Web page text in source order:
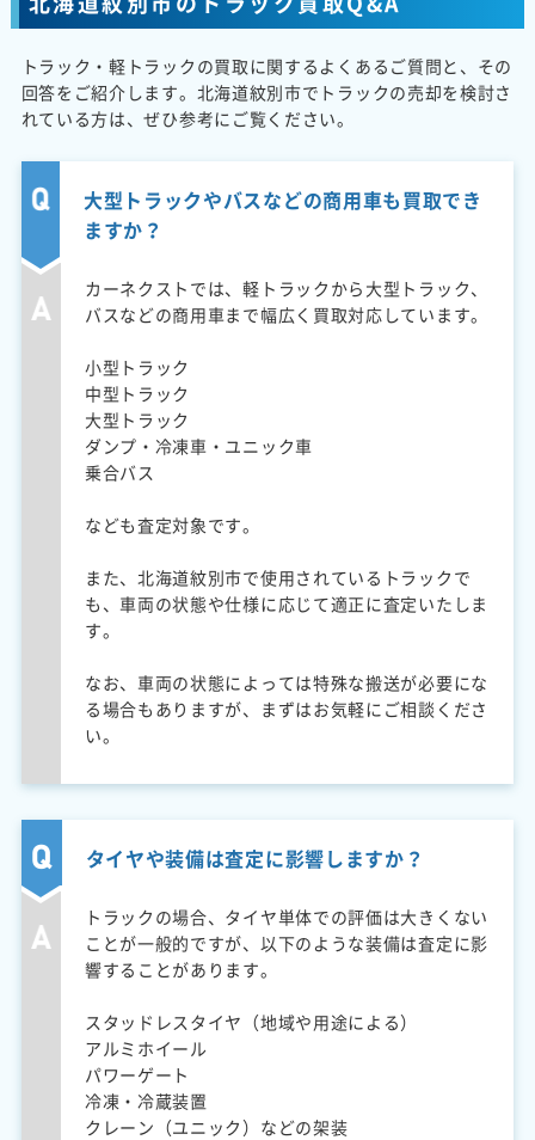
トラック・軽トラックの買取に関するよくあるご質問と、その
回答をご紹介します。北海道紋別市でトラックの売却を検討さ
れている方は、ぜひ参考にご覧ください。
大型トラックやバスなどの商用車も買取でき
ますか？
カーネクストでは、軽トラックから大型トラック、
バスなどの商用車まで幅広く買取対応しています。
小型トラック
中型トラック
大型トラック
ダンプ・冷凍車・ユニック車
乗合バス
なども査定対象です。
また、北海道紋別市で使用されているトラックで
も、車両の状態や仕様に応じて適正に査定いたしま
す。
なお、車両の状態によっては特殊な搬送が必要にな
る場合もありますが、まずはお気軽にご相談くださ
い。
タイヤや装備は査定に影響しますか？
トラックの場合、タイヤ単体での評価は大きくない
ことが一般的ですが、以下のような装備は査定に影
響することがあります。
スタッドレスタイヤ（地域や用途による）
アルミホイール
パワーゲート
冷凍・冷蔵装置
クレーン（ユニック）などの架装